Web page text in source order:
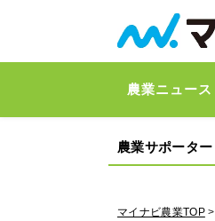
農業ニュース
農業サポーター
マイナビ農業TOP>